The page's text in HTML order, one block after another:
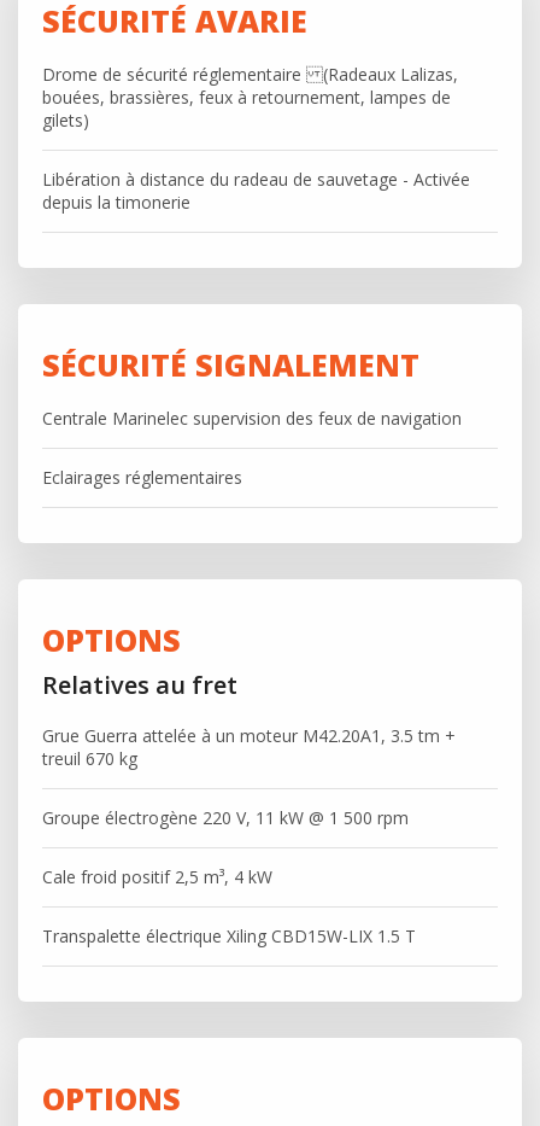
SÉCURITÉ AVARIE
Drome de sécurité réglementaire (Radeaux Lalizas,
bouées, brassières, feux à retournement, lampes de
gilets)
Libération à distance du radeau de sauvetage - Activée
depuis la timonerie
SÉCURITÉ SIGNALEMENT
Centrale Marinelec supervision des feux de navigation
Eclairages réglementaires
OPTIONS
Relatives au fret
Grue Guerra attelée à un moteur M42.20A1, 3.5 tm +
treuil 670 kg
Groupe électrogène 220 V, 11 kW @ 1 500 rpm
Cale froid positif 2,5 m³, 4 kW
Transpalette électrique Xiling CBD15W-LIX 1.5 T
OPTIONS